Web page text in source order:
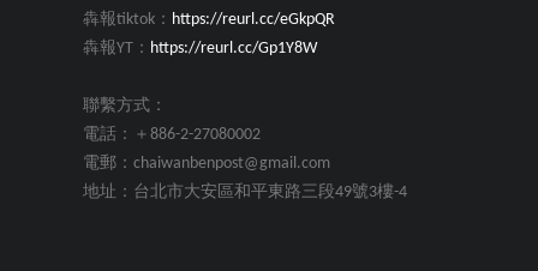
犇報tiktok： https://reurl.cc/eGkpQR
犇報YT： https://reurl.cc/Gp1Y8W
聯繫方式：
電話：＋886-2-27080002
電郵：chaiwanbenpost@gmail.com
地址：台北市大安區和平東路三段49號3樓-4